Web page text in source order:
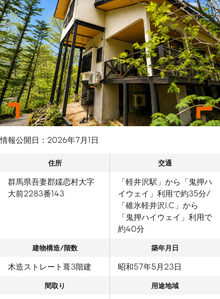
情報公開日： 2026年7月1日
住所
群馬県吾妻郡嬬恋村大字
大前2283番143
交通
「軽井沢駅」から「鬼押ハ
イウェイ」利用で約35分/
「碓氷軽井沢I.C」から
「鬼押ハイウェイ」利用で
約40分
建物構造/階数
木造ストレート葺3階建
築年月日
昭和57年5月23日
間取り 用途地域